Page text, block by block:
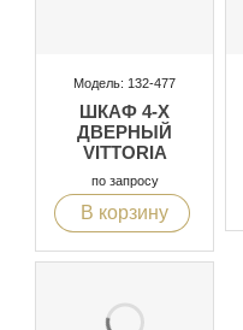
Модель: 132-477
ШКАФ 4-Х
ДВЕРНЫЙ
VITTORIA
по запросу
В корзину